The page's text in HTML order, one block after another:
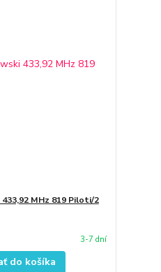
MHz 819 Piloti/2
3-7 dní
do košíka